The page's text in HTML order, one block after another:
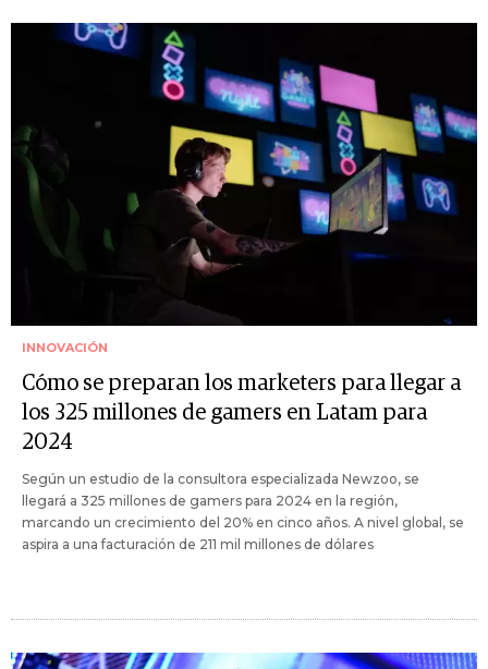
INNOVACIÓN
Cómo se preparan los marketers para llegar a
los 325 millones de gamers en Latam para
2024
Según un estudio de la consultora especializada Newzoo, se
llegará a 325 millones de gamers para 2024 en la región,
marcando un crecimiento del 20% en cinco años. A nivel global, se
aspira a una facturación de 211 mil millones de dólares